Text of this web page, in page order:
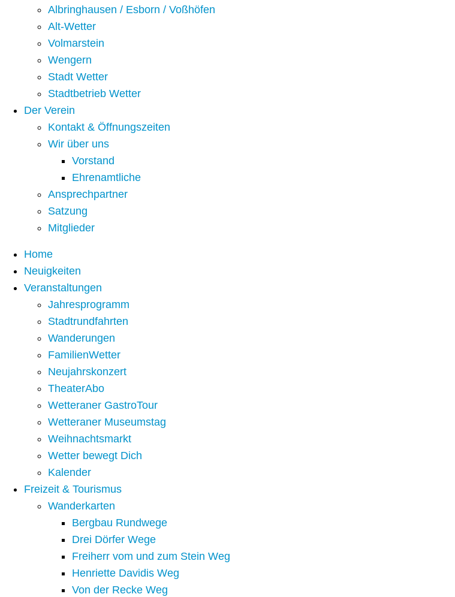
Albringhausen / Esborn / Voßhöfen
Alt-Wetter​
Volmarstein
Wengern
Stadt Wetter
Stadtbetrieb Wetter
Der Verein
Kontakt & Öffnungszeiten
Wir über uns
Vorstand
Ehrenamtliche
Ansprechpartner
Satzung
Mitglieder
Home
Neuigkeiten
Veranstaltungen
Jahresprogramm
Stadtrundfahrten
Wanderungen
FamilienWetter
Neujahrskonzert
TheaterAbo
Wetteraner GastroTour
Wetteraner Museumstag
Weihnachtsmarkt
Wetter bewegt Dich
Kalender
Freizeit & Tourismus
Wanderkarten
Bergbau Rundwege
Drei Dörfer Wege
Freiherr vom und zum Stein Weg
Henriette Davidis Weg
Von der Recke Weg